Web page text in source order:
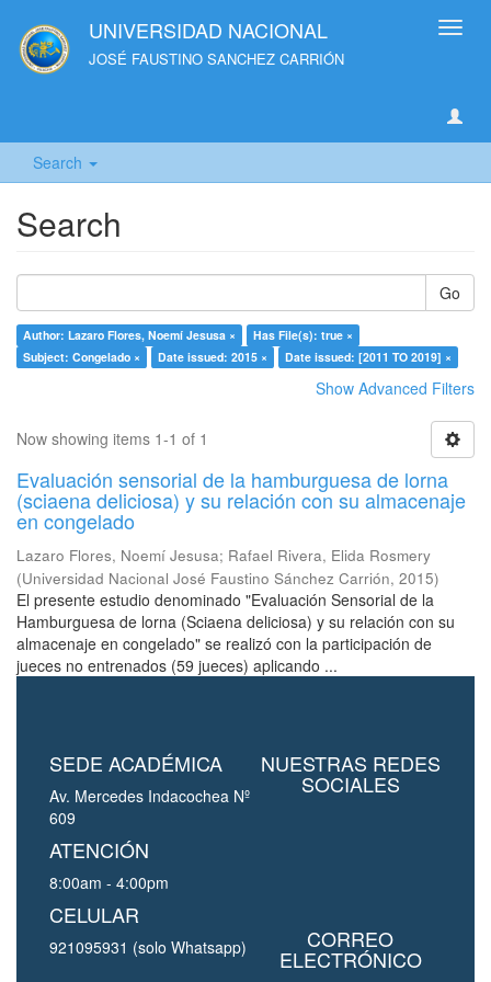
UNIVERSIDAD NACIONAL
JOSÉ FAUSTINO SANCHEZ CARRIÓN
Search
Search
Go
Author: Lazaro Flores, Noemí Jesusa ×
Has File(s): true ×
Subject: Congelado ×
Date issued: 2015 × Date issued: [2011 TO 2019] ×
Show Advanced Filters
Now showing items 1-1 of 1
Evaluación sensorial de la hamburguesa de lorna
(sciaena deliciosa) y su relación con su almacenaje
en congelado
Lazaro Flores, Noemí Jesusa; Rafael Rivera, Elida Rosmery
(Universidad Nacional José Faustino Sánchez Carrión, 2015)
El presente estudio denominado "Evaluación Sensorial de la
Hamburguesa de lorna (Sciaena deliciosa) y su relación con su
almacenaje en congelado" se realizó con la participación de
jueces no entrenados (59 jueces) aplicando ...
SEDE ACADÉMICA
Av. Mercedes Indacochea Nº
609
ATENCIÓN
8:00am - 4:00pm
CELULAR
921095931 (solo Whatsapp)
NUESTRAS REDES
SOCIALES
CORREO
ELECTRÓNICO